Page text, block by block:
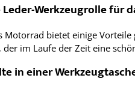
Werkzeugrolle für
Motorrad bietet einige
im Laufe der Zeit eine
in einer